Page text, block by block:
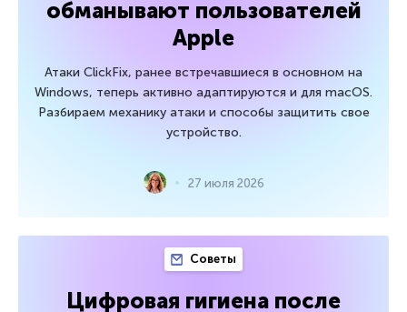
обманывают пользователей
Apple
Атаки ClickFix, ранее встречавшиеся в основном на
Windows, теперь активно адаптируются и для macOS.
Разбираем механику атаки и способы защитить свое
устройство.
27 июля 2026
Советы
Цифровая гигиена после